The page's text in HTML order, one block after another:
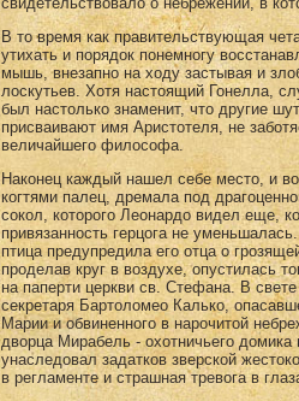
В то время как правительствующая
утихать и порядок понемногу
мышь, внезапно на ходу застывая и
лоскутьев. Хотя настоящий Гонелла,
был настолько знаменит, что другие
присваивают имя Аристотеля, не
величайшего философа.
Наконец каждый нашел себе место, и
когтями палец, дремала под
сокол, которого Леонардо видел еще,
привязанность герцога не
птица предупредила его отца о
проделав круг в воздухе, опустилась
на паперти церкви св. Стефана. В
секретаря Бартоломео Калько,
Марии и обвиненного в нарочитой
дворца Мирабель - охотничьего
унаследовал задатков зверской
в регламенте и страшная тревога в